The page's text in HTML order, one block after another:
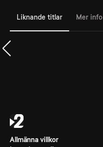
Liknande titlar Mer info
Allmänna villkor